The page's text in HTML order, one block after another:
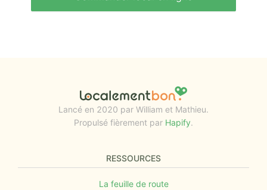
Lancé en 2020 par William et Mathieu.
Propulsé fièrement par Hapify.
RESSOURCES
La feuille de route